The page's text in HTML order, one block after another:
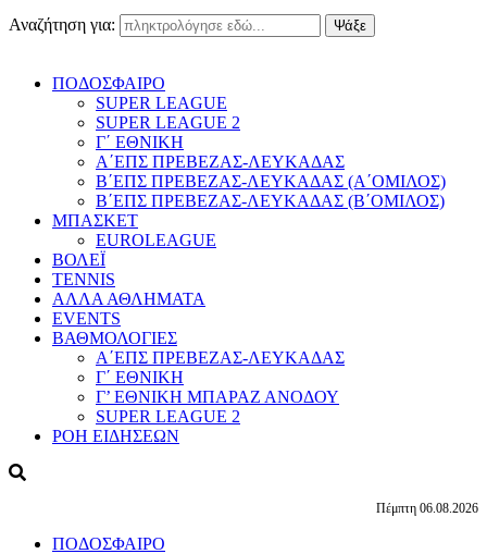
Αναζήτηση για:
ΠΟΔΟΣΦΑΙΡΟ
SUPER LEAGUE
SUPER LEAGUE 2
Γ΄ ΕΘΝΙΚΗ
Α΄ΕΠΣ ΠΡΕΒΕΖΑΣ-ΛΕΥΚΑΔΑΣ
Β΄ΕΠΣ ΠΡΕΒΕΖΑΣ-ΛΕΥΚΑΔΑΣ (Α΄ΟΜΙΛΟΣ)
Β΄ΕΠΣ ΠΡΕΒΕΖΑΣ-ΛΕΥΚΑΔΑΣ (Β΄ΟΜΙΛΟΣ)
ΜΠΑΣΚΕΤ
EUROLEAGUE
ΒΟΛΕΪ
TENNIS
ΑΛΛΑ ΑΘΛΗΜΑΤΑ
EVENTS
ΒΑΘΜΟΛΟΓΙΕΣ
Α΄ΕΠΣ ΠΡΕΒΕΖΑΣ-ΛΕΥΚΑΔΑΣ
Γ΄ ΕΘΝΙΚΗ
Γ’ ΕΘΝΙΚΗ ΜΠΑΡΑΖ ΑΝΟΔΟΥ
SUPER LEAGUE 2
ΡΟΗ ΕΙΔΗΣΕΩΝ
Πέμπτη 06.08.2026
ΠΟΔΟΣΦΑΙΡΟ